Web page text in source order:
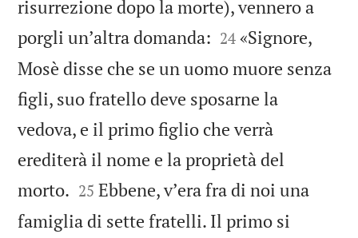
risurrezione dopo la morte), vennero a
porgli unʼaltra domanda: 

24 «Signore,
Mosè disse che se un uomo muore senza
figli, suo fratello deve sposarne la
vedova, e il primo figlio che verrà
erediterà il nome e la proprietà del
morto. 

25 Ebbene, vʼera fra di noi una
famiglia di sette fratelli. Il primo si